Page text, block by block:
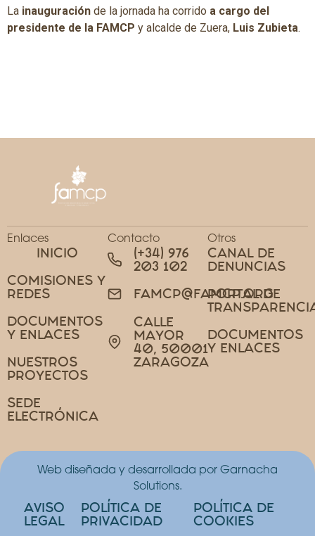
La inauguración de la jornada ha corrido a cargo del
presidente de la FAMCP y alcalde de Zuera, Luis Zubieta.
Enlaces
INICIO
COMISIONES Y
REDES
DOCUMENTOS
Y ENLACES
NUESTROS
PROYECTOS
SEDE
ELECTRÓNICA
Contacto
(+34) 976
203 102
FAMCP@FAMCP.ORG
CALLE
MAYOR
40, 50001
ZARAGOZA
Otros
CANAL DE
DENUNCIAS
PORTAL DE
DOCUMENTOS
Y ENLACES
Web diseñada y desarrollada por Garnacha
Solutions.
AVISO
LEGAL
POLÍTICA DE
PRIVACIDAD
POLÍTICA DE
COOKIES